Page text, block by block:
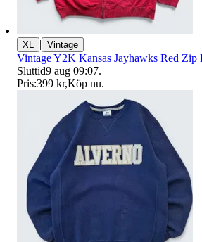
XL | Vintage
Vintage Y2K Kansas Jayhawks Red
Sluttid9 aug 09:07.
Pris:399 kr,Köp nu.